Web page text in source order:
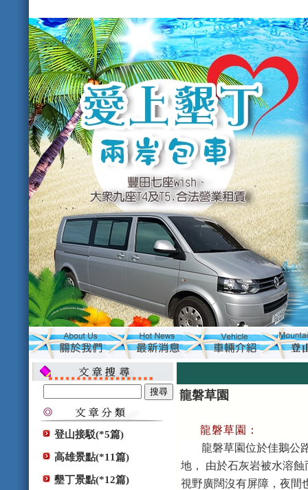
登山接駁(*5篇)
高雄景點(*11篇)
墾丁景點(*12篇)
龍磐草園
龍磐草園
：
龍磐草園位於佳鵝公
地， 由於石灰岩被水溶
視野廣闊沒有屏障，夜間